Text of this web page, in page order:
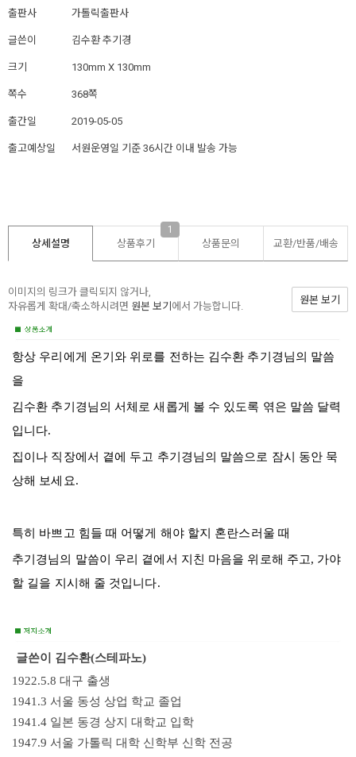
출판사 가톨릭출판사
글쓴이 김수환 추기경
크기 130mm X 130mm
쪽수 368쪽
출간일 2019-05-05
출고예상일 서원운영일 기준 36시간 이내 발송 가능
상세설명 상품후기
1
상품문의 교환/반품/배송
이미지의 링크가 클릭되지 않거나,
자유롭게 확대/축소하시려면 원본 보기 에서 가능합니다.
원본 보기
항상 우리에게 온기와 위로를 전하는 김수환 추기경님의 말씀
을
김수환 추기경님의 서체로 새롭게 볼 수 있도록 엮은 말씀 달력
입니다.
집이나 직장에서 곁에 두고 추기경님의 말씀으로 잠시 동안 묵
상해 보세요.
특히 바쁘고 힘들 때 어떻게 해야 할지 혼란스러울 때
추기경님의 말씀이 우리 곁에서 지친 마음을 위로해 주고, 가야
할 길을 지시해 줄 것입니다.
글쓴이 김수환(스테파노)
1922.5.8 대구 출생
1941.3 서울 동성 상업 학교 졸업
1941.4 일본 동경 상지 대학교 입학
1947.9 서울 가톨릭 대학 신학부 신학 전공